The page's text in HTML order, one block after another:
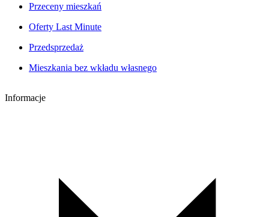
Przeceny mieszkań
Oferty Last Minute
Przedsprzedaż
Mieszkania bez wkładu własnego
Informacje